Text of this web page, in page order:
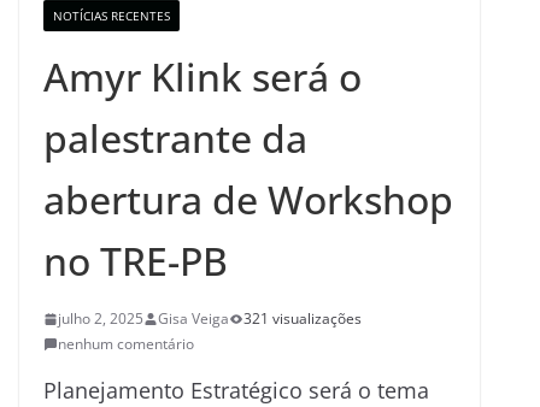
NOTÍCIAS RECENTES
Amyr Klink será o
palestrante da
abertura de Workshop
no TRE-PB
julho 2, 2025 Gisa Veiga
321 visualizações
nenhum comentário
Planejamento Estratégico será o tema